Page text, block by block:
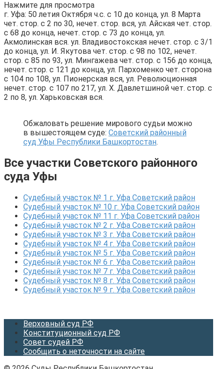
Нажмите для просмотра
г. Уфа: 50 летия Октября ч.с. с 10 до конца, ул. 8 Марта
чет. стор. с 2 по 30, нечет. стор. вся, ул. Айская чет. стор.
с 68 до конца, нечет. стор. с 73 до конца, ул.
Акмолинская вся. ул. Владивостокская нечет. стор. с 3/1
до конца, ул. И. Якутова чет. стор. с 98 по 102, нечет.
стор. с 85 по 93, ул. Мингажева чет. стор. с 156 до конца,
нечет. стор. с 121 до конца, ул. Пархоменко чет. сторона
с 104 по 108, ул. Пионерская вся, ул. Революционная
нечет. стор. с 107 по 217, ул. Х. Давлетшиной чет. стор. с
2 по 8, ул. Харьковская вся.
Обжаловать решение мирового судьи можно
в вышестоящем суде: Советский районный
суд Уфы Республики Башкортостан.
Все участки Советского районного
суда Уфы
Судебный участок № 1 г. Уфа Советский район
Судебный участок № 10 г. Уфа Советский район
Судебный участок № 11 г. Уфа Советский район
Судебный участок № 2 г. Уфа Советский район
Судебный участок № 3 г. Уфа Советский район
Судебный участок № 4 г. Уфа Советский район
Судебный участок № 5 г. Уфа Советский район
Судебный участок № 6 г. Уфа Советский район
Судебный участок № 7 г. Уфа Советский район
Судебный участок № 8 г. Уфа Советский район
Судебный участок № 9 г. Уфа Советский район
Верховный суд РФ
Конституционный суд РФ
Совет судей РФ
Сообщить о неточности на сайте